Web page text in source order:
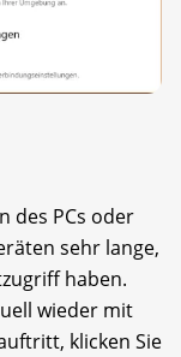
des PCs oder
sehr lange,
haben.
wieder mit
klicken Sie